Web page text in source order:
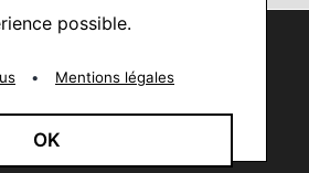
possible.
• Mentions légales
OK
pour vous offrir la meilleure
which cookies we are using or